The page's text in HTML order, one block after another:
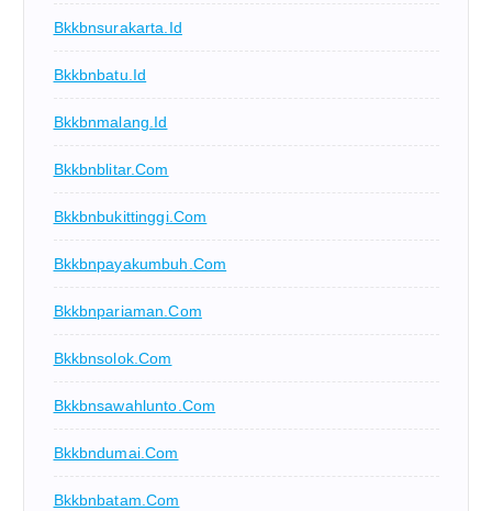
Bkkbnsurakarta.id
Bkkbnbatu.id
Bkkbnmalang.id
Bkkbnblitar.com
Bkkbnbukittinggi.com
Bkkbnpayakumbuh.com
Bkkbnpariaman.com
Bkkbnsolok.com
Bkkbnsawahlunto.com
Bkkbndumai.com
Bkkbnbatam.com